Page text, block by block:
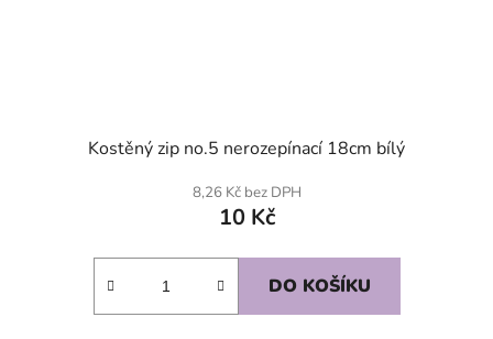
Kostěný zip no.5 nerozepínací 18cm bílý
8,26 Kč bez DPH
10 Kč
DO KOŠÍKU